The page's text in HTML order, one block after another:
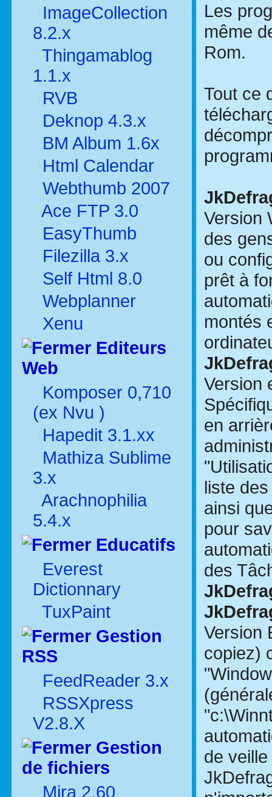
ImageCollection
8.2.x
Thingamablog
1.1.x
RVB
Deknop 4.3.x
BM Album 1.6x
Html Calendar
Webthumb 2007
Ace FTP 3.0
EasyThumb
Filezilla 3.x
Self Html 8.0
Webplanner
Xenu
Editeurs
Web
Komposer 0,710
(ex Nvu )
Hapedit 3.1.xx
Mathiza Sublime
3.x
Arachnophilia
5.4.x
Educatifs
Everest
Dictionnary
TuxPaint
Gestion
RSS
FeedReader 3.x
RSSXpress
V2.8.X
Gestion
de fichiers
Mira 2.60
Les
même
Rom.
Tout ce
Version
des
ou
prêt à
montés
Version
en
liste
ainsi
pour
des
Version
copiez)
de